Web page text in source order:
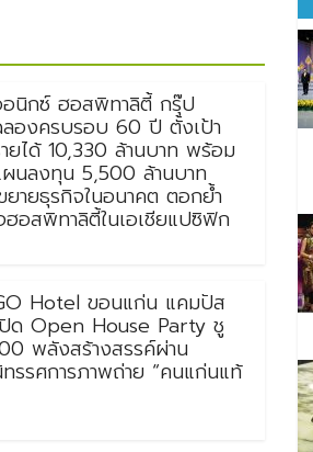
นิกซ์ ฮอสพิทาลิตี้ กรุ๊ป
องครบรอบ 60 ปี ตั้งเป้า
ยได้ 10,330 ล้านบาท พร้อม
นลงทุน 5,500 ล้านบาท
ายธุรกิจในอนาคต ตอกย้ำ
ฮอสพิทาลิตี้ในเอเชียแปซิฟิก
Hotel ขอนแก่น แคมปัส
ด Open House Party ชู
พลังสร้างสรรค์ผ่าน
รรศการภาพถ่าย “คนแก่นแท้